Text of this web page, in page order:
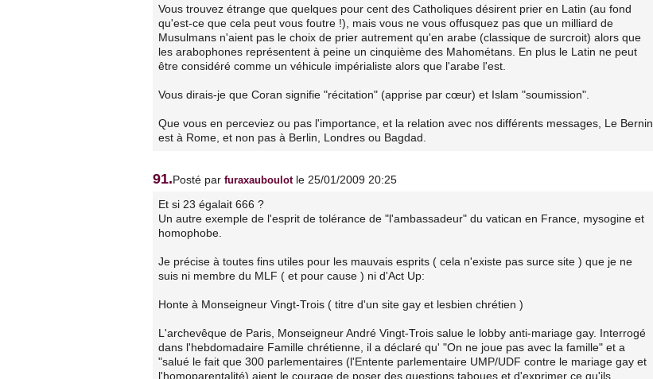
Vous trouvez étrange que quelques pour cent des Catholiques désirent prier en Latin (au fond
qu'est-ce que cela peut vous foutre !), mais vous ne vous offusquez pas que un milliard de
Musulmans n'aient pas le choix de prier autrement qu'en arabe (classique de surcroit) alors que
les arabophones représentent à peine un cinquième des Mahométans. En plus le Latin ne peut
être considéré comme un véhicule impérialiste alors que l'arabe l'est.
Vous dirais-je que Coran signifie "récitation" (apprise par cœur) et Islam "soumission".
Que vous en perceviez ou pas l'importance, et la relation avec nos différents messages, Le Bernin
est à Rome, et non pas à Berlin, Londres ou Bagdad.
91.Posté par furaxauboulot le 25/01/2009 20:25
Et si 23 égalait 666 ?
Un autre exemple de l'esprit de tolérance de "l'ambassadeur" du vatican en France, mysogine et
homophobe.
Je précise à toutes fins utiles pour les mauvais esprits ( cela n'existe pas surce site ) que je ne
suis ni membre du MLF ( et pour cause ) ni d'Act Up:
Honte à Monseigneur Vingt-Trois ( titre d'un site gay et lesbien chrétien )
L'archevêque de Paris, Monseigneur André Vingt-Trois salue le lobby anti-mariage gay. Interrogé
dans l'hebdomadaire Famille chrétienne, il a déclaré qu' "On ne joue pas avec la famille" et a
"salué le fait que 300 parlementaires (l'Entente parlementaire UMP/UDF contre le mariage gay et
l'homoparentalité) aient le courage de poser des questions taboues et d'exprimer ce qu'ils